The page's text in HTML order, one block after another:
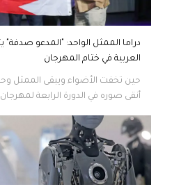
دراما الممثل الواحد: "المدعو
العربية في ختام المهرجان
حين تخفت الأضواء ويبقى الممثل
أنقى صوره في الدورة الرابعة لمهرجان